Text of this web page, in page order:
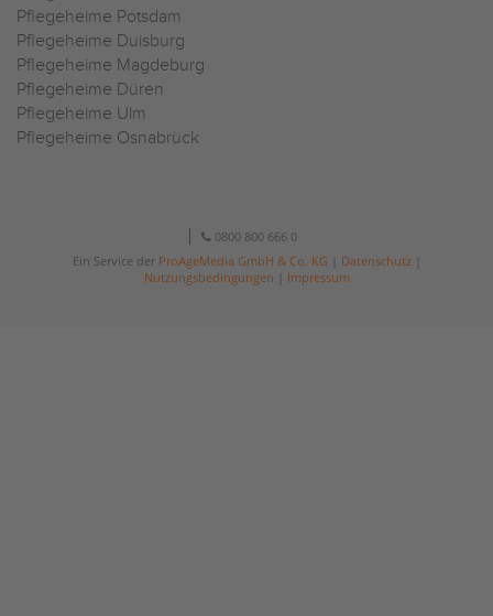
Pflegeheime Potsdam
Pflegeheime Duisburg
Pflegeheime Magdeburg
Pflegeheime Düren
Pflegeheime Ulm
Pflegeheime Osnabrück
0800 800 666 0
Ein Service der ProAgeMedia GmbH & Co. KG Datenschutz|
Nutzungsbedingungen
Impressum